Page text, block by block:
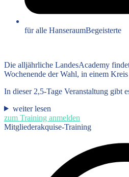
für alle HanseraumBegeisterte
Die alljährliche LandesAcademy
Wochenende der Wahl, in einem Kreis
In dieser 2,5-Tage Veranstaltung gibt
weiter lesen
zum Training anmelden
Mitgliederakquise-Training